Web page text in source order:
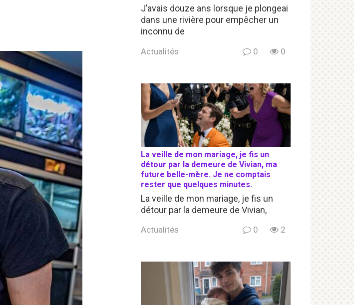
J’avais douze ans lorsque je plongeai
dans une rivière pour empêcher un
inconnu de
Actualités 0 0
La veille de mon mariage, je fis un
détour par la demeure de Vivian, ma
future belle-mère. Je ne comptais
rester que quelques minutes.
La veille de mon mariage, je fis un
détour par la demeure de Vivian,
Actualités 0 2